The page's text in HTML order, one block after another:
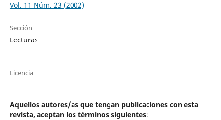
Vol. 11 Núm. 23 (2002)
Sección
Lecturas
Licencia
Aquellos autores/as que tengan publicaciones con esta
revista, aceptan los términos siguientes: